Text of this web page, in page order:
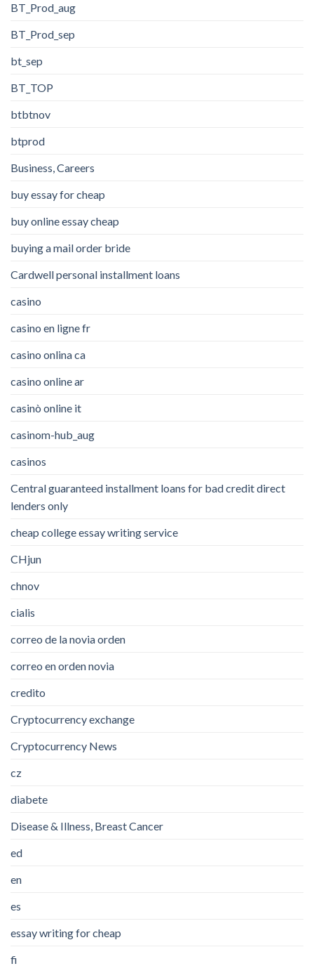
BT_Prod_aug
BT_Prod_sep
bt_sep
BT_TOP
btbtnov
btprod
Business, Careers
buy essay for cheap
buy online essay cheap
buying a mail order bride
Cardwell personal installment loans
casino
casino en ligne fr
casino onlina ca
casino online ar
casinò online it
casinom-hub_aug
casinos
Central guaranteed installment loans for bad credit direct
lenders only
cheap college essay writing service
CHjun
chnov
cialis
correo de la novia orden
correo en orden novia
credito
Cryptocurrency exchange
Cryptocurrency News
cz
diabete
Disease & Illness, Breast Cancer
ed
en
es
essay writing for cheap
fi